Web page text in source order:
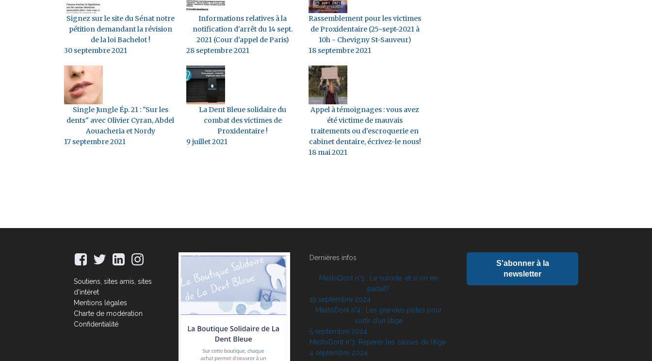
Signez sur le site du Sénat notre
pétition demandant la révision
de la loi Bachelot !
30 septembre 2021
Informations relatives à la
notification d'arrêt du 14 sept.
2021 (Cour d'appel de Paris)
28 septembre 2021
Rassemblement pour les victimes
de Proxidentaire (25~sept~2021 à
10h - Chevigny St-Sauveur)
18 septembre 2021
Single Jungle Ép. 21 : "Sur les
dents" avec Olivier Cyran, Abdel
Aouacheria et Nordy
17 septembre 2021
La Dent Bleue solidaire du
combat des victimes de
Proxidentaire !
9 juillet 2021
Appel à témoignages : vous avez
été victime de mauvais
traitements ou d'escroquerie en
cabinet dentaire, écrivez-le nous!
18 mai 2021
Soutiens, sites amis, sites
d'intéret
Mentions légales
Charte de modération
Confidentialité
Dernières infos
MastoDont n°5 : Le suicide, et si on en
parlait?
19 septembre 2024
MastoDont n°4 : Les grandes pistes pour
sortir d’un litige
5 septembre 2024
MastoDont n°3: Repérer les causes de litige
4 septembre 2024
S'abonner à la
newsletter